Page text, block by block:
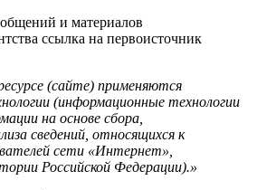
и материалов
ссылка на первоисточник
(сайте) применяются
(информационные технологии
на основе сбора,
сведений, относящихся к
сети «Интернет»,
Российской Федерации).»